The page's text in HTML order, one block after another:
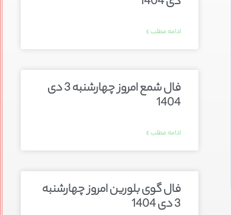
ادامه مطلب »
فال شمع امروز چهارشنبه 3 دی
1404
ادامه مطلب »
فال گوی بلورین امروز چهارشنبه
3 دی 1404